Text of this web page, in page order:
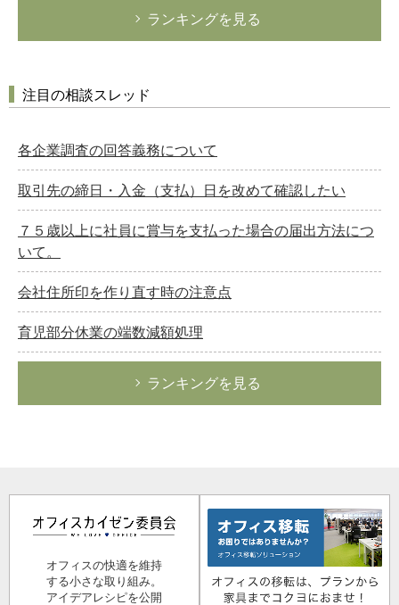
ランキングを見る
注目の相談スレッド
各企業調査の回答義務について
取引先の締日・入金（支払）日を改めて確認したい
７５歳以上に社員に賞与を支払った場合の届出方法につ
いて。
会社住所印を作り直す時の注意点
育児部分休業の端数減額処理
ランキングを見る
オフィスの快適を維持
する小さな取り組み。
アイデアレシピを公開